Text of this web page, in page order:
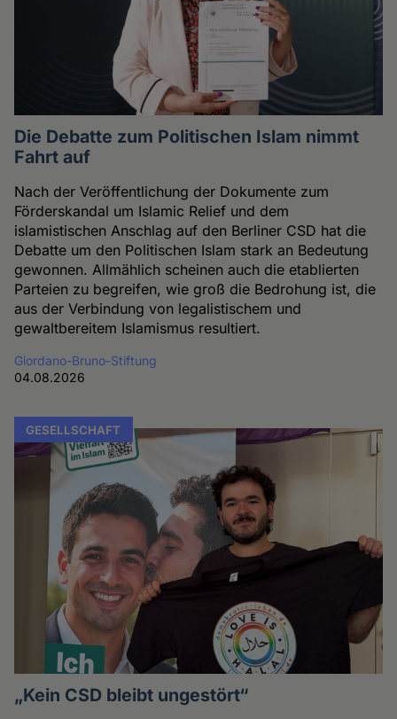
Die Debatte zum Politischen Islam nimmt
Fahrt auf
Nach der Veröffentlichung der Dokumente zum
Förderskandal um Islamic Relief und dem
islamistischen Anschlag auf den Berliner CSD hat die
Debatte um den Politischen Islam stark an Bedeutung
gewonnen. Allmählich scheinen auch die etablierten
Parteien zu begreifen, wie groß die Bedrohung ist, die
aus der Verbindung von legalistischem und
gewaltbereitem Islamismus resultiert.
Giordano-Bruno-Stiftung
04.08.2026
GESELLSCHAFT
„Kein CSD bleibt ungestört“